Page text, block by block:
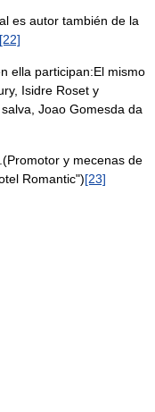
es autor también de la
[22]
ella participan:El mismo
Isidre Roset y
Joao Gomesda da
y mecenas de
Romantic")[23]